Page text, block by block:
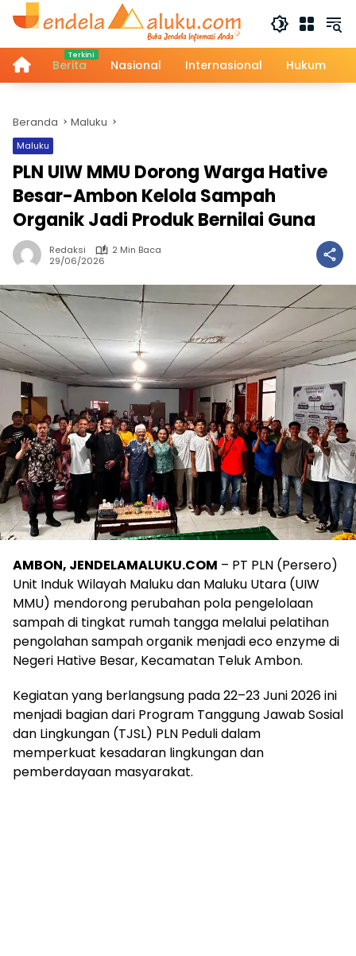
Langsung
HomeBerita Nasional Internasional Hukum
Beranda Maluku
Maluku
PLN UIW MMU Dorong Warga Hative
Besar-Ambon Kelola Sampah
Organik Jadi Produk Bernilai Guna
Redaksi
2 Min Baca
29/06/2026
AMBON, JENDELAMALUKU.COM – PT PLN (Persero)
Unit Induk Wilayah Maluku dan Maluku Utara (UIW
MMU) mendorong perubahan pola pengelolaan
sampah di tingkat rumah tangga melalui pelatihan
pengolahan sampah organik menjadi eco enzyme di
Negeri Hative Besar, Kecamatan Teluk Ambon.
Kegiatan yang berlangsung pada 22–23 Juni 2026 ini
menjadi bagian dari Program Tanggung Jawab Sosial
dan Lingkungan (TJSL) PLN Peduli dalam
memperkuat kesadaran lingkungan dan
pemberdayaan masyarakat.